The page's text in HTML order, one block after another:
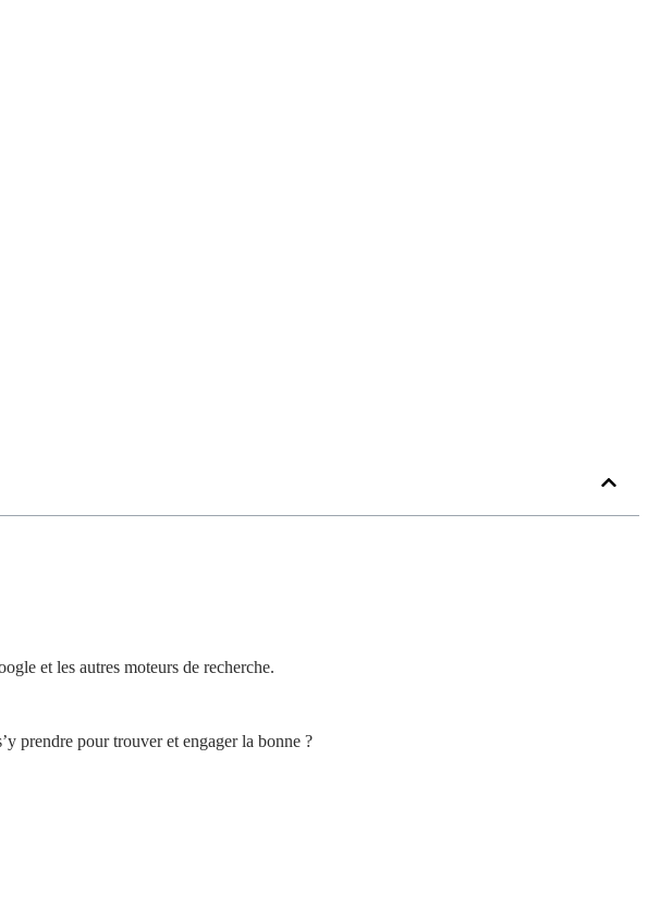
et les autres moteurs de recherche.
prendre pour trouver et engager la bonne ?